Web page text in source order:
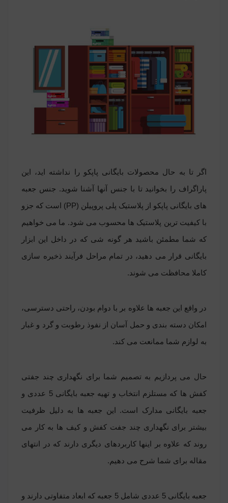
اگر تا به حال محصولات بایگانی پاپکو را نداشته اید، این
پاراگراف را بخوانید تا با جنس آنها آشنا شوید. جنس جعبه
های بایگانی پاپکو از پلاستیک پلی پروپیلن (PP) است که جزو
با کیفیت ترین پلاستیک ها محسوب می شود. ما می خواهیم
که شما مطمئن باشید هر گونه شی که در داخل این ابزار
بایگانی قرار می دهید، در تمام مراحل فرآیند ذخیره سازی
کاملا محافظت می شوند.
در واقع این جعبه ها علاوه بر با دوام بودن، راحتی دسترسی،
امکان دسته بندی و حمل آسان از نفوذ رطوبت و گرد و غبار
به لوازم شما ممانعت می کند.
حال می پردازیم به تصمیم شما برای نگهداری چند جفتی
کفش ها که مستلزم انتخاب و تهیه جعبه بایگانی 5 عددی
و
جعبه بایگانی مدارک است. این جعبه ها به دلیل ظرفیت
بیشتر برای نگهداری چند جفت کفش و کیف ها به کار می
روند که علاوه بر اینها کاربردهای دیگری دارند که در انتهای
مقاله برای شما شرح می دهیم.
جعبه بایگانی 5 عددی شامل 5 جعبه که ابعاد متفاوتی دارند و